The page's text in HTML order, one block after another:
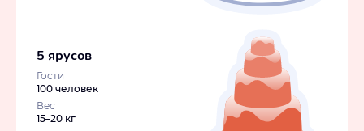
5 ярусов
Гости
100 человек
Вес
15–20 кг